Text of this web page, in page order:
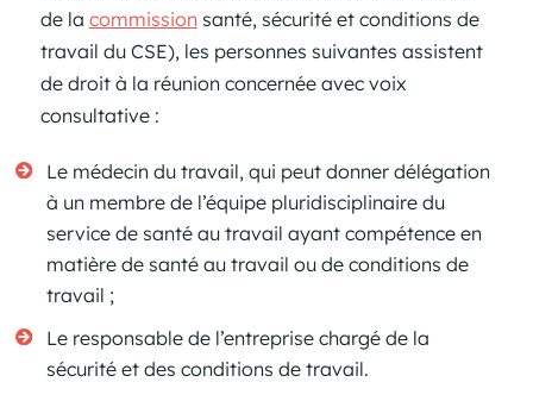
de la commission santé, sécurité et conditions de
travail du CSE), les personnes suivantes assistent
de droit à la réunion concernée avec voix
consultative :
Le médecin du travail, qui peut donner délégation
à un membre de l’équipe pluridisciplinaire du
service de santé au travail ayant compétence en
matière de santé au travail ou de conditions de
travail ;
Le responsable de l’entreprise chargé de la
sécurité et des conditions de travail.